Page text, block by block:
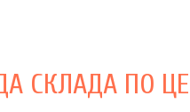
СКЛАДА ПО